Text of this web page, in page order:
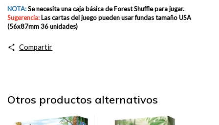
NOTA:Se necesita una caja básica de Forest Shuffle para jugar.
Sugerencia: Las cartas del juego pueden usar fundastamaño USA
(56x87mm 36 unidades)
Compartir
Otros productos alternativos